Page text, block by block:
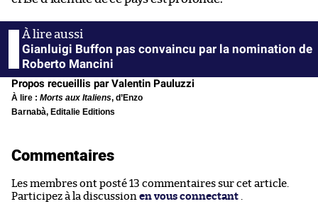
Gianluigi Buffon pas convaincu par la nomination de
Roberto Mancini
Propos recueillis par Valentin Pauluzzi
À lire : Morts aux Italiens, d’Enzo
Barnabà, Editalie Editions
Commentaires
Les membres ont posté 13 commentaires sur cet article.
Participez à la discussion en vous connectant